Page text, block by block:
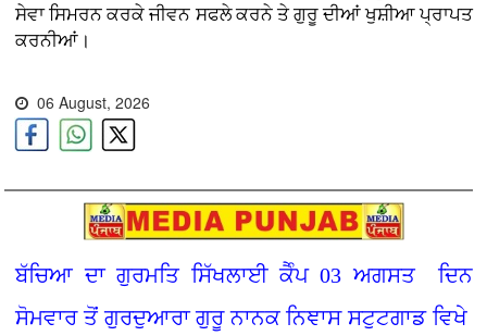
ਸੇਵਾ ਸਿਮਰਨ ਕਰਕੇ ਜੀਵਨ ਸਫਲੇ ਕਰਨੇ ਤੇ ਗੁਰੂ ਦੀਆਂ ਖੁਸ਼ੀਆ ਪ੍ਰਾਪਤ
ਕਰਨੀਆਂ।
06 August, 2026
ਬੱਚਿਆ ਦਾ ਗੁਰਮਤਿ ਸਿੱਖਲਾਈ ਕੈੰਪ 03 ਅਗਸਤ ਦਿਨ
ਸੋਮਵਾਰ ਤੋਂ ਗੁਰਦੁਆਰਾ ਗੁਰੂ ਨਾਨਕ ਨਿਞਾਸ ਸਟੁਟਗਾਡ ਵਿਖੇ